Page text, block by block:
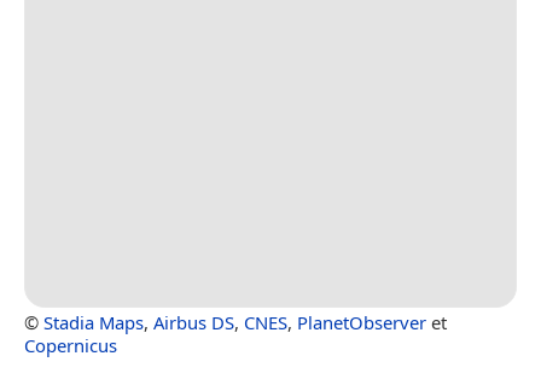
© Stadia Maps, Airbus DS, CNES, PlanetObserver et
Copernicus